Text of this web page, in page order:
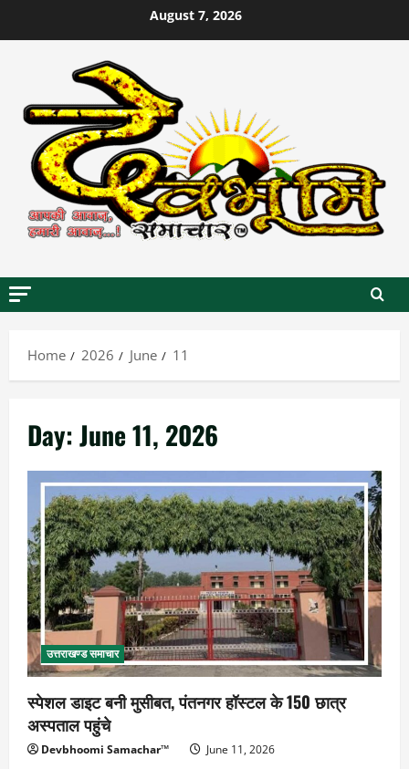
to
August 7, 2026
Home 2026 June 11
Day:June 11, 2026
उत्तराखण्ड समाचार
स्पेशल डाइट बनी मुसीबत, पंतनगर हॉस्टल के 150 छात्र
अस्पताल पहुंचे
Devbhoomi Samachar™ June 11, 2026